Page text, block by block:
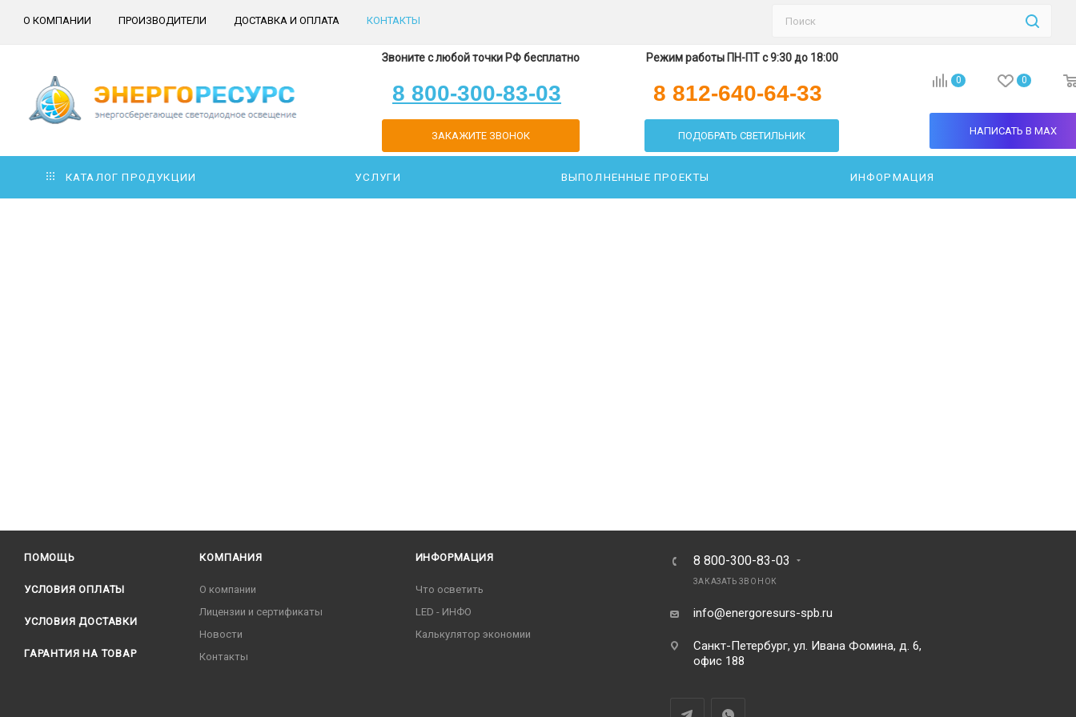
О КОМПАНИИ ПРОИЗВОДИТЕЛИ ДОСТАВКА И ОПЛАТА КОНТАКТЫ
Звоните с любой точки РФ бесплатно
8 800-300-83-03
ЗАКАЖИТЕ ЗВОНОК
Режим работы ПН-ПТ с 9:30 до 18:00
8 812-640-64-33
ПОДОБРАТЬ СВЕТИЛЬНИК
0 0
НАПИСАТЬ В MAX
КАТАЛОГ ПРОДУКЦИИ УСЛУГИ ВЫПОЛНЕННЫЕ ПРОЕКТЫ ИНФОРМАЦИЯ
ПОМОЩЬ
УСЛОВИЯ ОПЛАТЫ
УСЛОВИЯ ДОСТАВКИ
ГАРАНТИЯ НА ТОВАР
КОМПАНИЯ
О компании
Лицензии и сертификаты
Новости
Контакты
ИНФОРМАЦИЯ
Что осветить
LED - ИНФО
Калькулятор экономии
8 800-300-83-03
ЗАКАЗАТЬ ЗВОНОК
info@energoresurs-spb.ru
Санкт-Петербург, ул. Ивана Фомина, д. 6,
офис 188